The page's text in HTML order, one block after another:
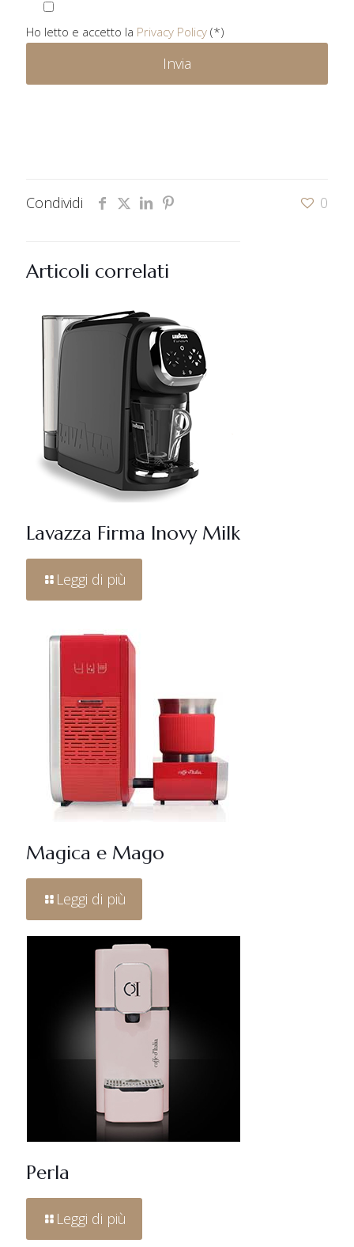
Ho letto e accetto la Privacy Policy (*)
Condividi 0
Articoli correlati
Lavazza Firma Inovy Milk
Leggi di più
Magica e Mago
Leggi di più
Perla
Leggi di più